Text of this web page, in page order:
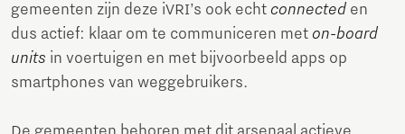
gemeenten zijn deze iVRI’s ook echt connected en
dus actief: klaar om te communiceren met on-board
units in voertuigen en met bijvoorbeeld apps op
smartphones van weggebruikers.